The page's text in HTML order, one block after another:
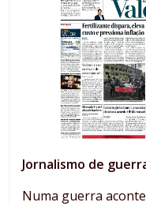
Jornalismo de
Numa guerra